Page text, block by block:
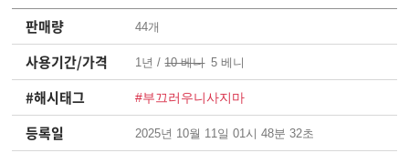
판매량 44개
사용기간/가격 1년 /10 베니 5 베니
#해시태그 #부끄러우니사지마
등록일 2025년 10월 11일 01시 48분 32초